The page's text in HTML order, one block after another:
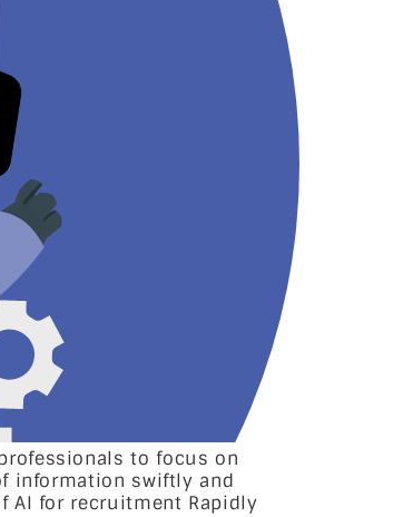
to focus on
information swiftly and
AI for recruitment Rapidly